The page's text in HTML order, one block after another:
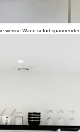
weisse Wand sofort spannender